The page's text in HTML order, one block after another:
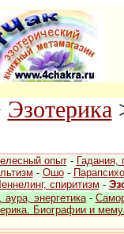
Эзотерика
опыт- Гадания,
- Ошо-
спиритизм -
энергетика-
Биографии и